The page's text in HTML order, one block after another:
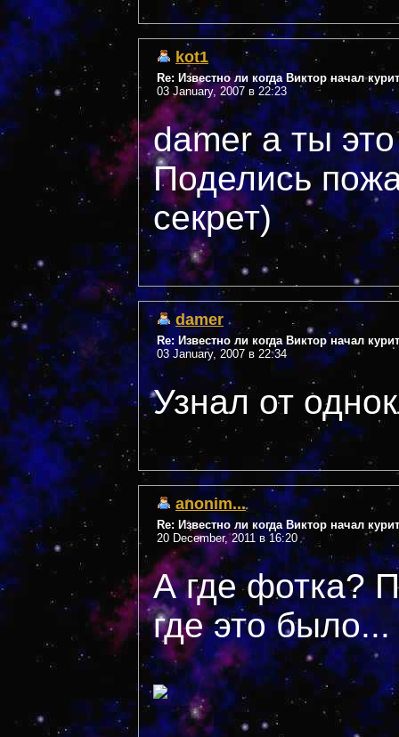
kot1
Re: Известно ли когда Виктор начал
03 January, 2007 в 22:23
damer а ты
Поделись
секрет)
damer
Re: Известно ли когда Виктор начал
03 January, 2007 в 22:34
Узнал от
anonim...
Re: Известно ли когда Виктор начал
20 December, 2011 в 16:20
А где фотка?
где это было...